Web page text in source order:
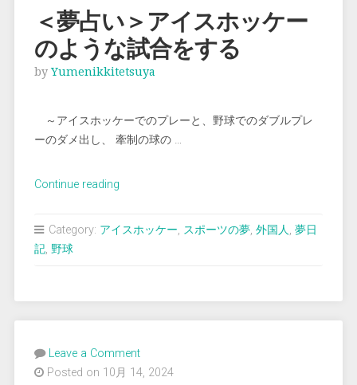
＜夢占い＞アイスホッケー
のような試合をする
byYumenikkitetsuya
～アイスホッケーでのプレーと、野球でのダブルプレ
ーのダメ出し、 牽制の球の …
Continue reading“＜
占
イ
ス
ッ
ケ
Category: アイスホッケー, スポーツの夢, 外国人, 夢日
記, 野球
Leave a Comment
Posted on 10月 14, 2024